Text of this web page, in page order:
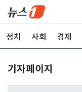
정치 사회 경제
기자페이지